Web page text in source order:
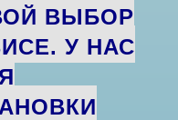
ВЫБОР
У НАС